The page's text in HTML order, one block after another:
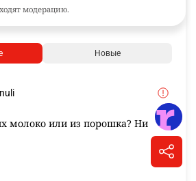
модерацию.
Новые
молоко или из порошка? Ни